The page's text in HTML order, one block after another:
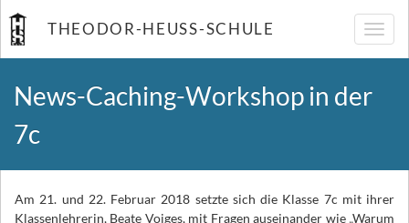
THEODOR-HEUSS-SCHULE
News-Caching-Workshop in der
7c
Am 21. und 22. Februar 2018 setzte sich die Klasse 7c mit ihrer
Klassenlehrerin, Beate Voiges, mit Fragen auseinander wie „Warum